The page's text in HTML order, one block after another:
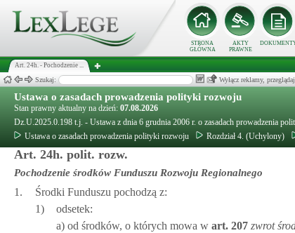
STRONA
GŁÓWNA
AKTY
PRAWNE
Art. 24h. - Pochodzenie ...
Szukaj: Wyłącz reklamy,
Ustawa o zasadach prowadzenia polityki rozwoju
Stan prawny aktualny na dzień: 07.08.2026
Dz.U.2025.0.198 t.j. - Ustawa z dnia 6 grudnia 2006 r. o zasadach prowadzenia
Ustawa o zasadach prowadzenia polityki rozwoju
Rozdział 4. (Uchylony)
Art. 24h. polit. rozw.
Pochodzenie środków Funduszu Rozwoju Regionalnego
1.
Środki Funduszu pochodzą z:
1)
odsetek:
a) od środków, o których mowa w art. 207 zwrot